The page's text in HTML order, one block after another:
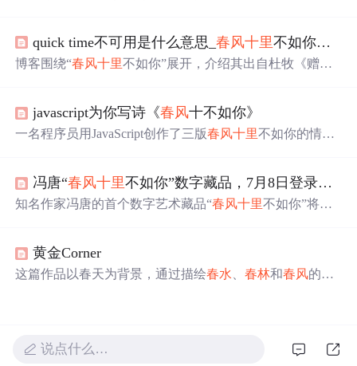
quick time不可用是什么意思_春风十里不如你，用了什么典故，是什么意思？
博客围绕“春风十里不如你”展开，介绍其出自杜牧《赠别
春偶像剧，体现了唐诗宋词对后人的影响力。
javascript为你写诗《春风十不如你》
一名程序员用JavaScript创作了三版春风十里不如你的情
冯唐“春风十里不如你”数字藏品，7月8日登录希壤！
知名作家冯唐的首个数字艺术藏品“春风十里不如你”将于7
模态形式展示。
黄金Corner
这篇作品以春天为背景，通过描绘春水、春林和春风的美
说点什么…